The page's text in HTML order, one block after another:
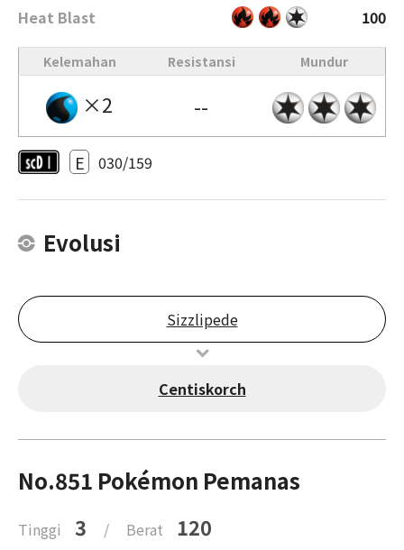
Heat Blast 100
Kelemahan Resistansi Mundur
×2 --
E 030/159
Evolusi
Sizzlipede
Centiskorch
No.851 Pokémon Pemanas
Tinggi 3 / Berat 120